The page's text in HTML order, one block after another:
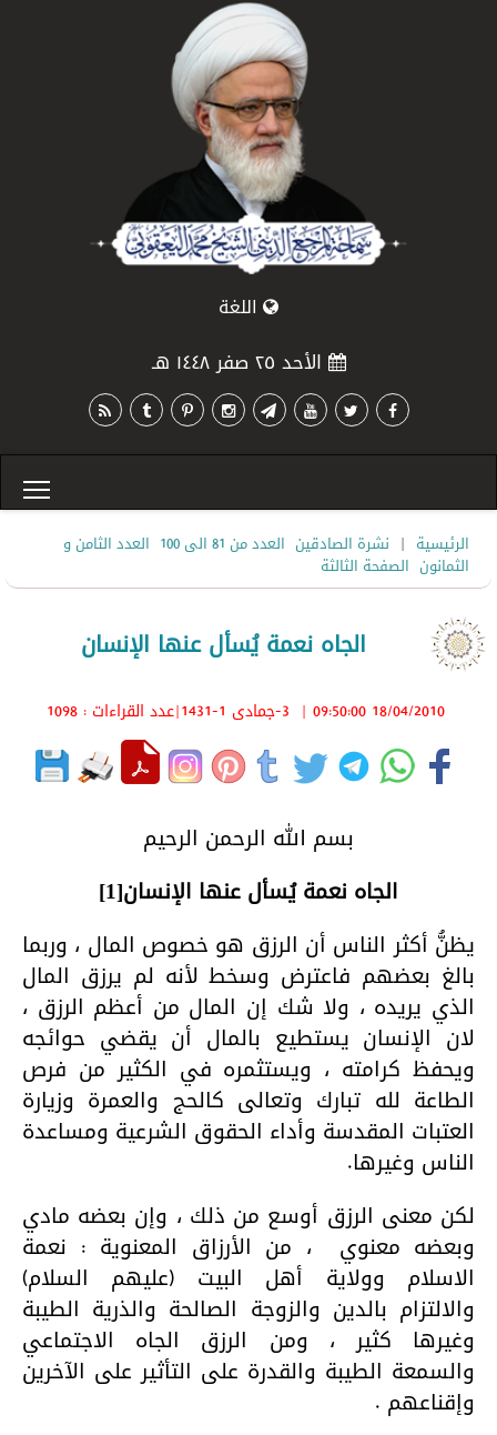
اللغة
الأحد ٢٥ صفر ١٤٤٨ هـ
الرئيسية | نشرة الصادقين العدد من 81 الى 100
العدد الثامن و
الثمانون الصفحة الثالثة
الجاه نعمة يُسأل عنها الإنسان
18/04/2010 09:50:00
| 3-جمادى 1-1431 |عدد القراءات : 1098
بسم الله الرحمن الرحيم
الجاه نعمة يُسأل عنها الإنسان[1]
يظنُّ أكثر الناس أن الرزق هو خصوص المال ، وربما
بالغ بعضهم فاعترض وسخط لأنه لم يرزق المال
الذي يريده ، ولا شك إن المال من أعظم الرزق ،
لان الإنسان يستطيع بالمال أن يقضي حوائجه
ويحفظ كرامته ، ويستثمره في الكثير من فرص
الطاعة لله تبارك وتعالى كالحج والعمرة وزيارة
العتبات المقدسة وأداء الحقوق الشرعية ومساعدة
الناس وغيرها.
لكن معنى الرزق أوسع من ذلك ، وإن بعضه مادي
وبعضه معنوي
، من الأرزاق المعنوية : نعمة
الاسلام وولاية أهل البيت (عليهم السلام)
والالتزام بالدين والزوجة الصالحة والذرية الطيبة
وغيرها كثير ، ومن الرزق الجاه الاجتماعي
والسمعة الطيبة والقدرة على التأثير على الآخرين
وإقناعهم .